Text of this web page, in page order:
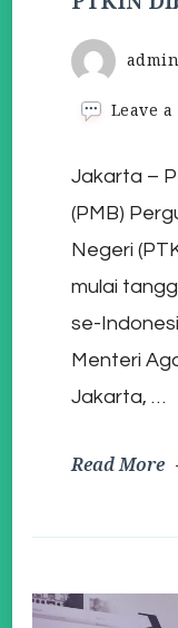
admin
Leave
Jakarta –
(PMB)
Negeri
mulai
se-
Menteri
Jakarta, …
Read More